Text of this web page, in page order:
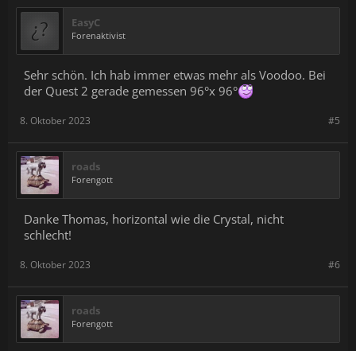
EasyC
Forenaktivist
Sehr schön. Ich hab immer etwas mehr als Voodoo. Bei
der Quest 2 gerade gemessen 96°x 96°
#5
8. Oktober 2023
roads
Forengott
Danke Thomas, horizontal wie die Crystal, nicht
schlecht!
#6
8. Oktober 2023
roads
Forengott